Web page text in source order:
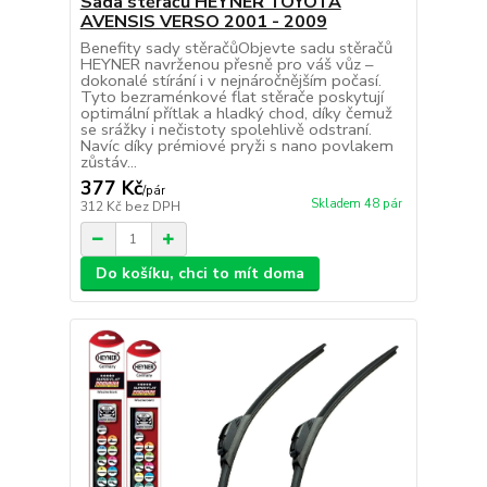
AVENSIS VERSO 2001 - 2009
Benefity sady stěračůObjevte sadu stěračů
HEYNER navrženou přesně pro váš vůz –
dokonalé stírání i v nejnáročnějším počasí.
Tyto bezraménkové flat stěrače poskytují
optimální přítlak a hladký chod, díky čemuž
se srážky i nečistoty spolehlivě odstraní.
Navíc díky prémiové pryži s nano povlakem
zůstáv...
377 Kč/pár
312 Kč bez DPH Skladem 48 pár
Do košíku, chci to mít doma